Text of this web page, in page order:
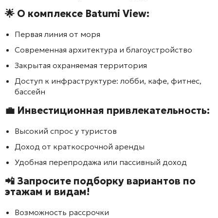
🌟 О комплексе Batumi View:
Первая линия от моря
Современная архитектура и благоустройство
Закрытая охраняемая территория
Доступ к инфраструктуре: лобби, кафе, фитнес,
бассейн
💼 Инвестиционная привлекательность:
Высокий спрос у туристов
Доход от краткосрочной аренды
Удобная перепродажа или пассивный доход
📲 Запросите подборку вариантов по
этажам и видам!
Возможность рассрочки